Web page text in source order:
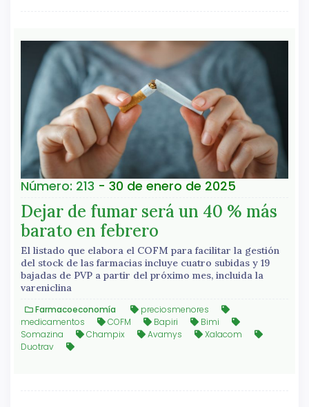
Número: 213 - 30 de enero de 2025
Dejar de fumar será un 40 % más
barato en febrero
El listado que elabora el COFM para facilitar la gestión
del stock de las farmacias incluye cuatro subidas y 19
bajadas de PVP a partir del próximo mes, incluida la
vareniclina
Farmacoeconomía
preciosmenores
medicamentos
COFM Bapiri
Bimi
Somazina
Champix Avamys
Xalacom
Duotrav